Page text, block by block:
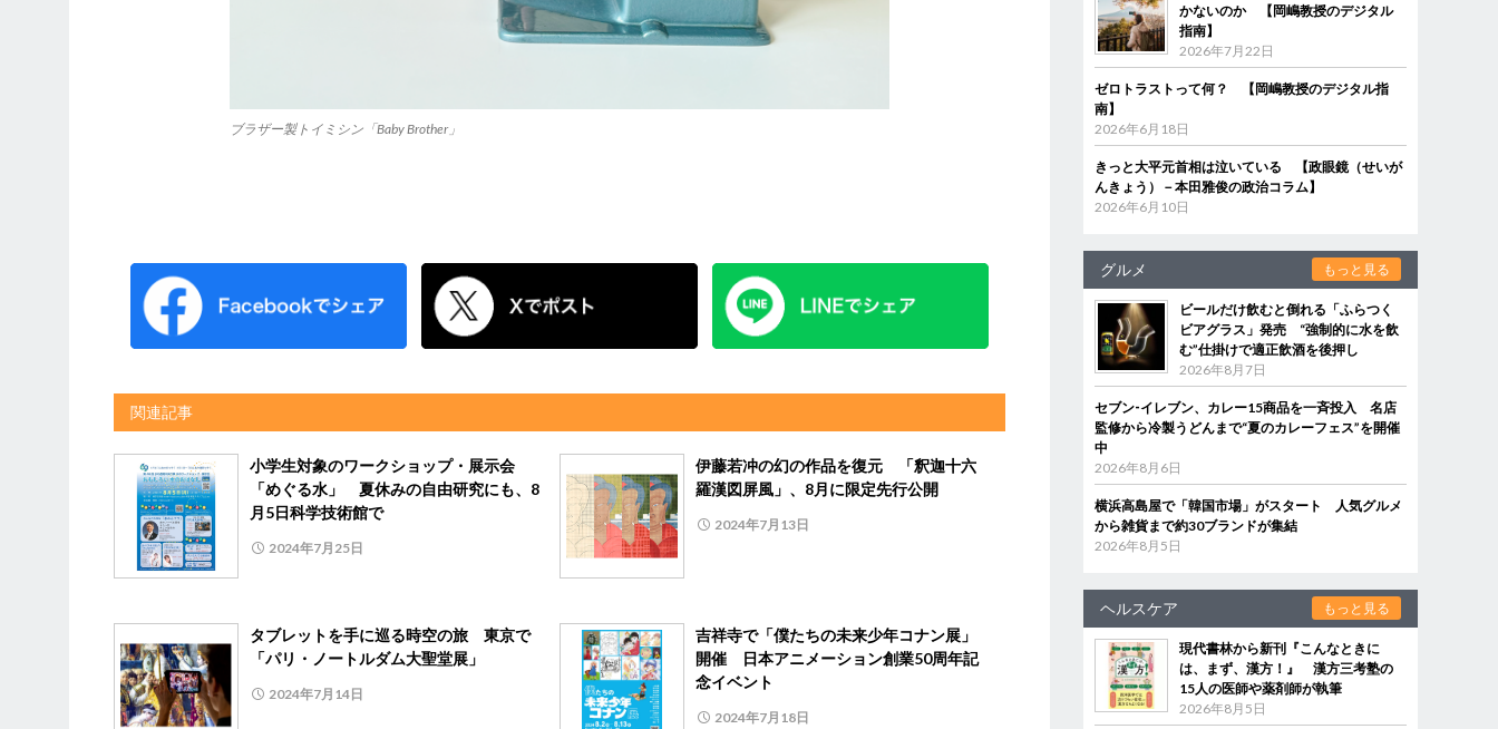
ブラザー製トイミシン「Baby Brother」
関連記事
小学生対象のワークショップ・展示会
「めぐる水」 夏休みの自由研究にも、8
月5日科学技術館で
2024年7月25日
伊藤若冲の幻の作品を復元 「釈迦十六
羅漢図屏風」、8月に限定先行公開
2024年7月13日
タブレットを手に巡る時空の旅 東京で
「パリ・ノートルダム大聖堂展」
2024年7月14日
吉祥寺で「僕たちの未来少年コナン展」
開催 日本アニメーション創業50周年記
念イベント
2024年7月18日
かないのか 【岡嶋教授のデジタル
指南】
2026年7月22日
ゼロトラストって何？ 【岡嶋教授のデジタル指
南】
2026年6月18日
きっと大平元首相は泣いている 【政眼鏡（せいが
んきょう）－本田雅俊の政治コラム】
2026年6月10日
グルメ もっと見る
ビールだけ飲むと倒れる「ふらつく
ビアグラス」発売 “強制的に水を飲
む”仕掛けで適正飲酒を後押し
2026年8月7日
セブン‐イレブン、カレー15商品を一斉投入 名店
監修から冷製うどんまで“夏のカレーフェス”を開催
中
2026年8月6日
横浜高島屋で「韓国市場」がスタート 人気グルメ
から雑貨まで約30ブランドが集結
2026年8月5日
ヘルスケア もっと見る
現代書林から新刊『こんなときに
は、まず、漢方！』 漢方三考塾の
15人の医師や薬剤師が執筆
2026年8月5日